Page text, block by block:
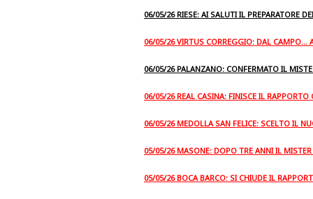
06/05/26 RIESE: AI SALUTI IL PREPARATORE
06/05/26 VIRTUS CORREGGIO: DAL CAMPO...
06/05/26 PALANZANO: CONFERMATO IL
06/05/26 REAL CASINA: FINISCE IL RAPPORTO
06/05/26 MEDOLLA SAN FELICE: SCELTO IL
05/05/26 MASONE: DOPO TRE ANNI IL
05/05/26 BOCA BARCO: SI CHIUDE IL